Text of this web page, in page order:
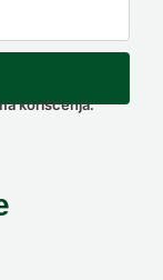
korišćenja.